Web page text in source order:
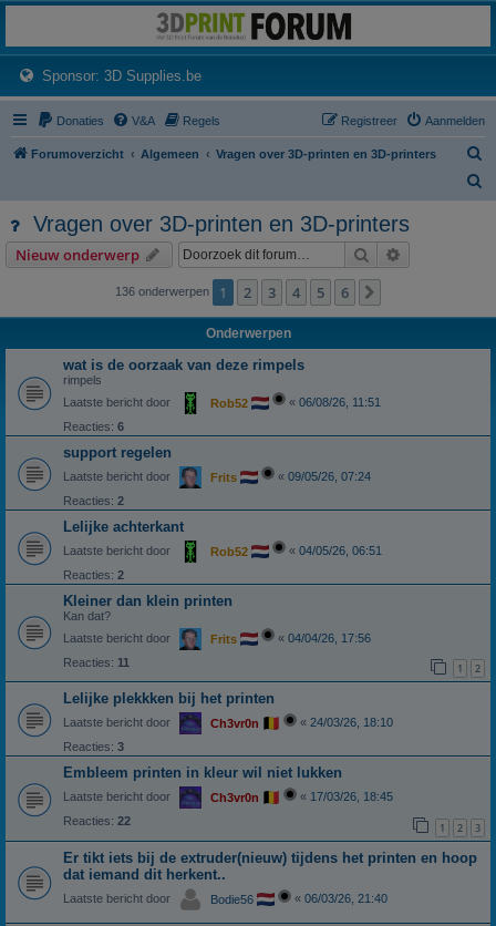
Het 3D print forum van de Benelux na de sluiting van 3dprintforum.nl
Sponsor: 3D Supplies.be(Opens a new tab)
Donaties V&A Regels Aanmelden
Registreer
Forumoverzicht Algemeen Vragen over 3D-printen en 3D-printers
Vragen over 3D-printen en 3D-printers
Nieuw onderwerp Zoek
136 onderwerpen 1 2 3 4 5 6
Onderwerpen
wat is de oorzaak van deze rimpels
rimpels
Laatste bericht door
Rob52 « 06/08/26, 11:51
Reacties: 6
support regelen
Laatste bericht door Frits « 09/05/26, 07:24
Reacties: 2
Lelijke achterkant
Laatste bericht door Rob52 « 04/05/26, 06:51
Reacties: 2
Kleiner dan klein printen
Kan dat?
Laatste bericht door
Frits « 04/04/26, 17:56
Reacties: 11 1 2
Lelijke plekkken bij het printen
Laatste bericht door Ch3vr0n « 24/03/26, 18:10
Reacties: 3
Embleem printen in kleur wil niet lukken
Laatste bericht door Ch3vr0n « 17/03/26, 18:45
Reacties: 22 1 2 3
Er tikt iets bij de extruder(nieuw) tijdens het printen en hoop
dat iemand dit herkent..
Laatste bericht door Bodie56 « 06/03/26, 21:40